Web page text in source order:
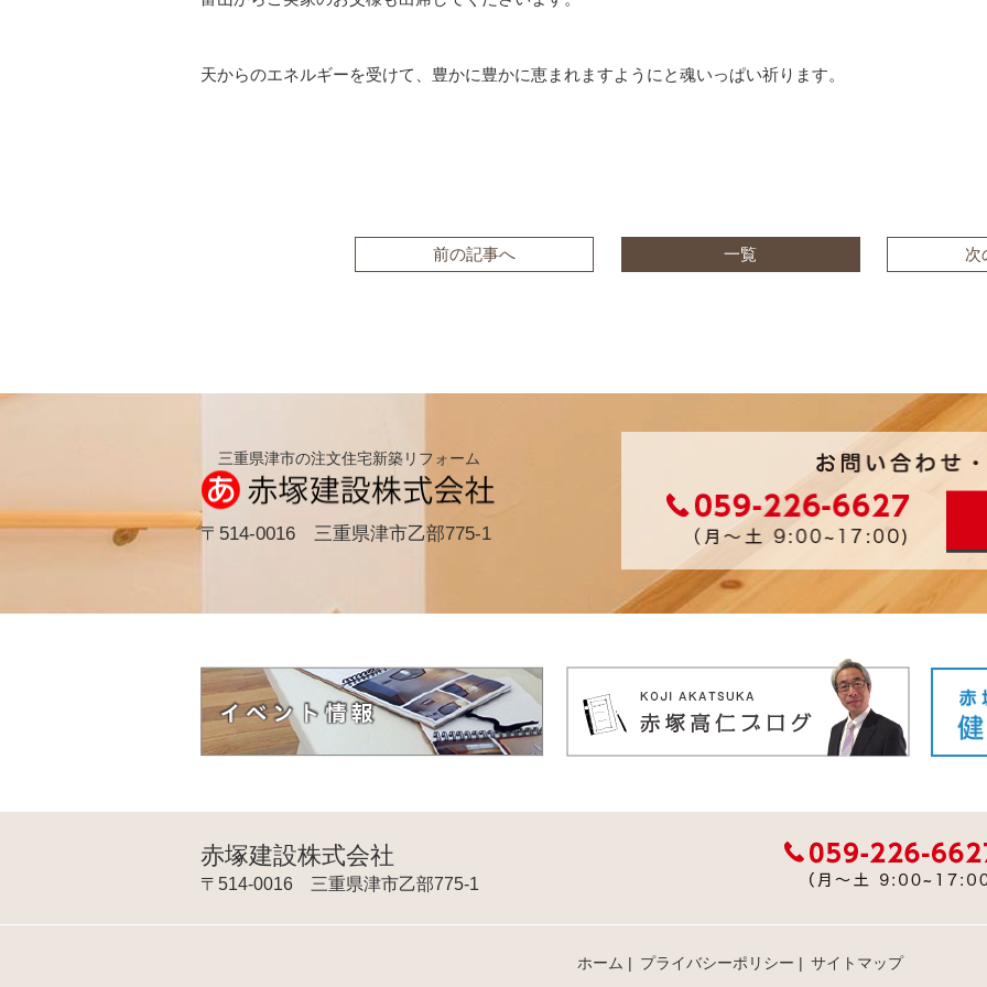
天からのエネルギーを受けて、豊かに豊かに恵まれますようにと魂いっぱい祈ります。
前の記事へ 一覧 次
三重県津市の注文住宅新築リフォーム
〒514-0016 三重県津市乙部775-1
赤塚建設株式会社
〒514-0016 三重県津市乙部775-1
ホーム | プライバシーポリシー | サイトマップ